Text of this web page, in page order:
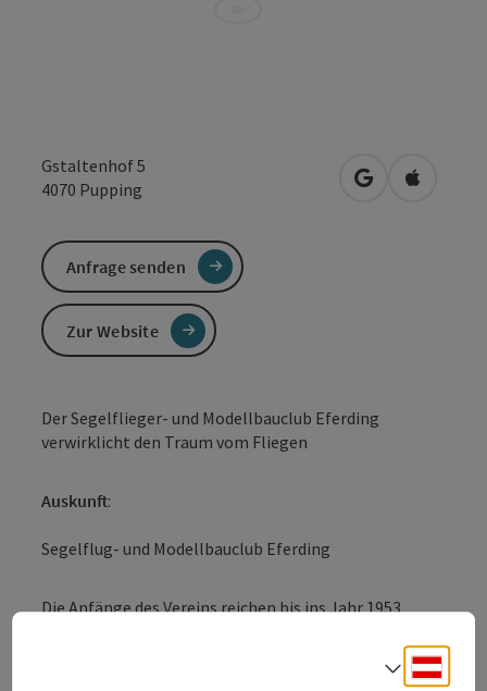
Gstaltenhof 5
4070 Pupping in Googlein Apple
Der Segelflieger- und Modellbauclub Eferding
verwirklicht den Traum vom Fliegen
Auskunft:
Segelflug- und Modellbauclub Eferding
Die Anfänge des Vereins reichen bis ins Jahr 1953
Flugplatz Eferding (ICAO Kennung: LOLE) geflogen.
Der Flugplatz befindet sich in der Gemeinde Pupping
Anfrage senden
Zur Website